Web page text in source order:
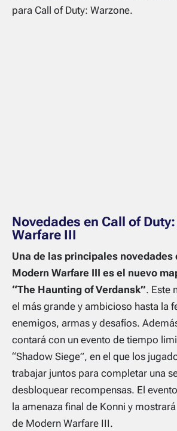
para Call of Duty: Warzone.
Novedades en Call of
Warfare III
Una de las principales novedades
Modern Warfare III es el nuevo
“The Haunting of Verdansk”. Este
el más grande y ambicioso hasta la
enemigos, armas y desafíos.
contará con un evento de tiempo
“Shadow Siege”, en el que los
trabajar juntos para completar una
desbloquear recompensas. El
la amenaza final de Konni y
de Modern Warfare III.